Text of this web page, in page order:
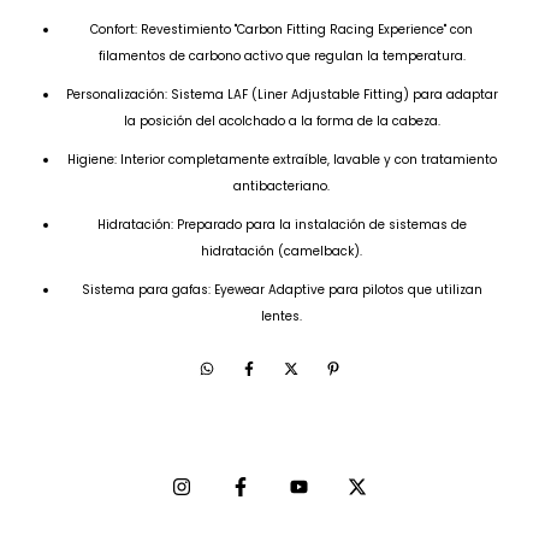
Confort: Revestimiento "Carbon Fitting Racing Experience" con
filamentos de carbono activo que regulan la temperatura.
Personalización: Sistema LAF (Liner Adjustable Fitting) para adaptar
la posición del acolchado a la forma de la cabeza.
Higiene: Interior completamente extraíble, lavable y con tratamiento
antibacteriano.
Hidratación: Preparado para la instalación de sistemas de
hidratación (camelback).
Sistema para gafas: Eyewear Adaptive para pilotos que utilizan
lentes.